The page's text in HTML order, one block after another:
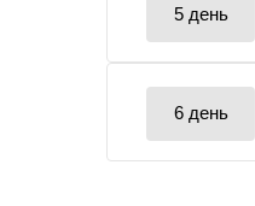
5 день
6 день